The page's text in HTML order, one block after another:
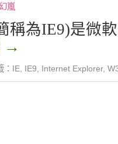
幻嵐
稱為IE9)是微
→
： IE IE9 Internet Explorer,